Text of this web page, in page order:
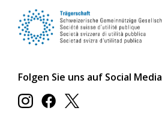
Folgen Sie uns auf Social Media